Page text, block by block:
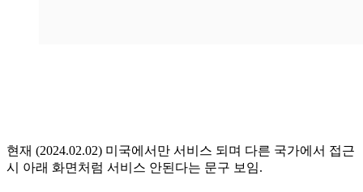
현재 (2024.02.02) 미국에서만 서비스 되며 다른 국가에서 접근
시 아래 화면처럼 서비스 안된다는 문구 보임.